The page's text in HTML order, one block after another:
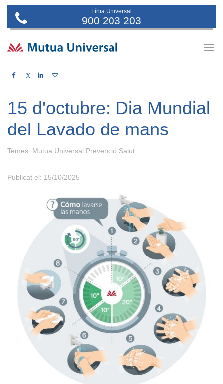
Línia Universal
900 203 203
X
15 d'octubre: Dia Mundial
del Lavado de mans
Temes: Mutua Universal Prevenció Salut
Publicat el: 15/10/2025